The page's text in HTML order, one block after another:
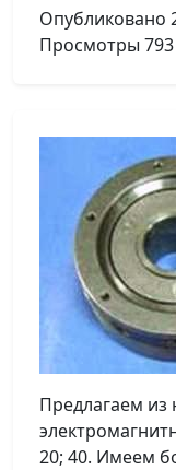
Опубликовано
Просмотры 793
Предлагаем из
20; 40. Имеем